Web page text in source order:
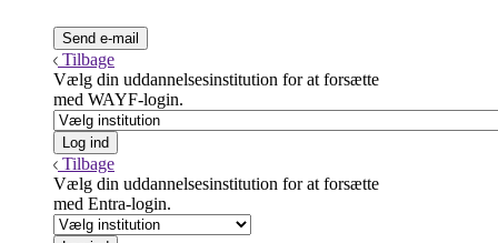
Tilbage
Vælg din uddannelsesinstitution for at forsætte
med WAYF-login.
Tilbage
Vælg din uddannelsesinstitution for at forsætte
med Entra-login.